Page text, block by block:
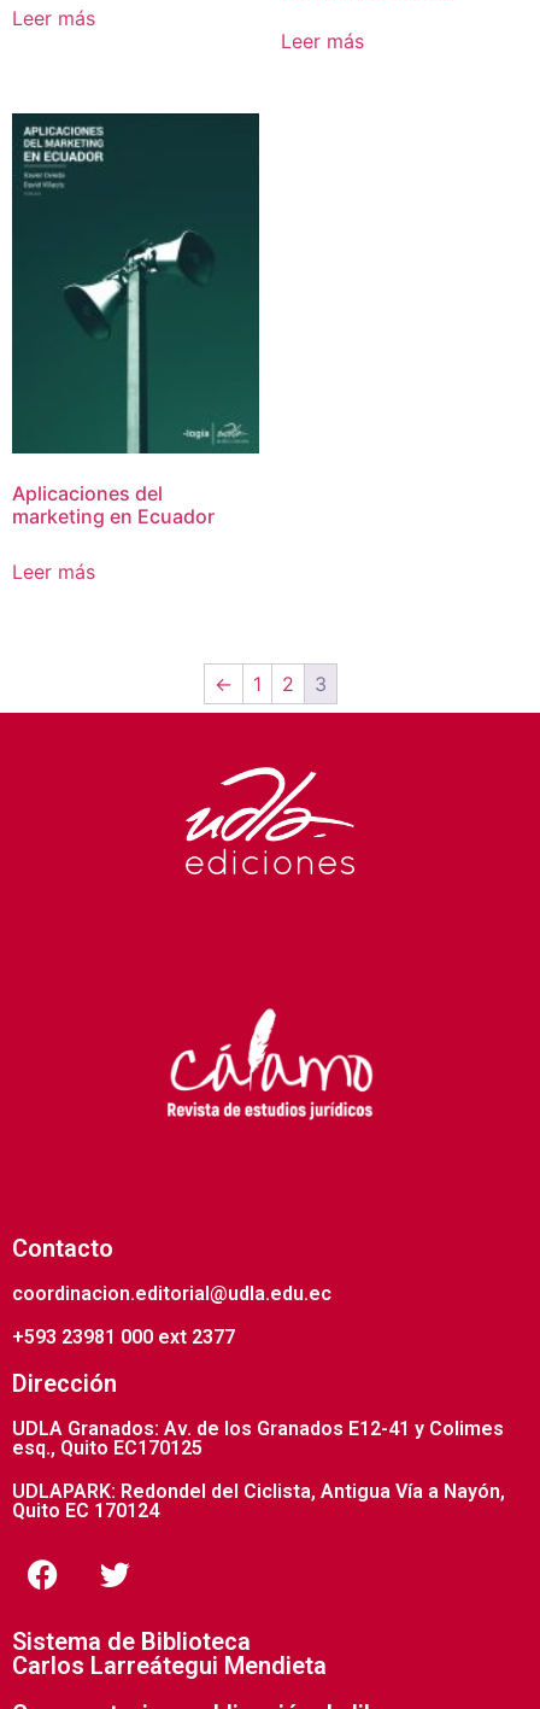
Leer más
Leer más
Aplicaciones del
marketing en Ecuador
Leer más
← 1 2 3
Contacto
coordinacion.editorial@udla.edu.ec
+593 23981 000 ext 2377
Dirección
UDLA Granados: Av. de los Granados E12-41 y Colimes
esq., Quito EC170125
UDLAPARK: Redondel del Ciclista, Antigua Vía a Nayón,
Quito EC 170124
Sistema de Biblioteca
Carlos Larreátegui Mendieta